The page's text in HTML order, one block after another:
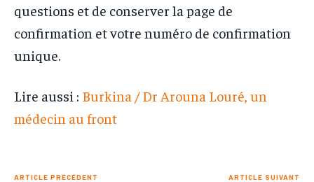
questions et de conserver la page de
confirmation et votre numéro de confirmation
unique.
Lire aussi : Burkina / Dr Arouna Louré, un
médecin au front
ARTICLE PRÉCÉDENT ARTICLE SUIVANT